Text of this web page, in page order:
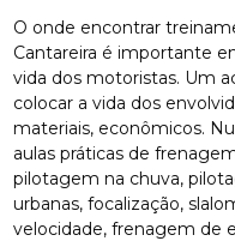
O onde encontrar
Cantareira é importante
vida dos motoristas. Um
colocar a vida dos
materiais, econômicos.
aulas práticas de
pilotagem na chuva,
urbanas, focalização,
velocidade, frenagem de